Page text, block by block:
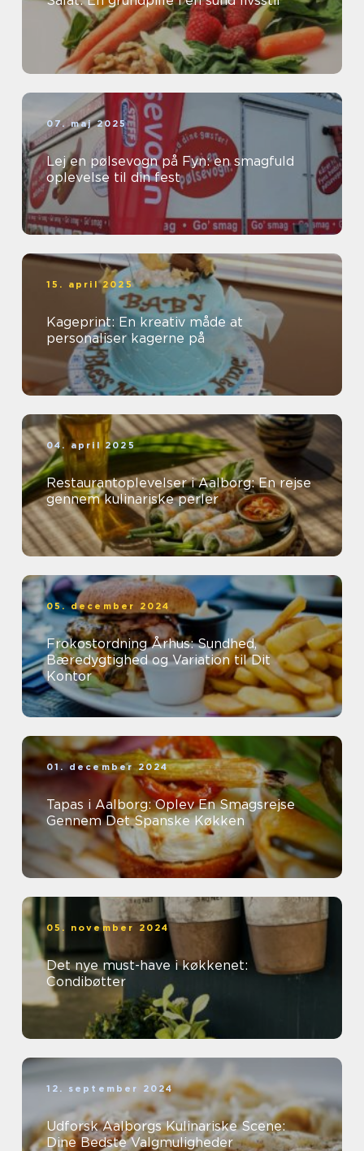
07. maj 2025
Lej en pølsevogn på Fyn: en smagfuld
oplevelse til din fest
15. april 2025
Kageprint: En kreativ måde at
personaliser kagerne på
04. april 2025
Restaurantoplevelser i Aalborg: En rejse
gennem kulinariske perler
05. december 2024
Frokostordning Århus: Sundhed,
Bæredygtighed og Variation til Dit
Kontor
01. december 2024
Tapas i Aalborg: Oplev En Smagsrejse
Gennem Det Spanske Køkken
05. november 2024
Det nye must-have i køkkenet:
Condibøtter
12. september 2024
Udforsk Aalborgs Kulinariske Scene:
Dine Bedste Valgmuligheder